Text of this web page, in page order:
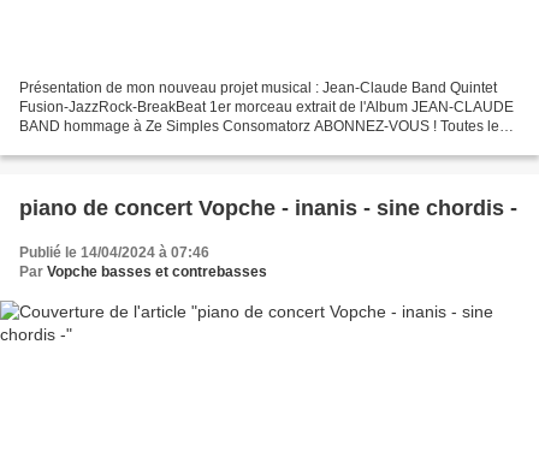
Présentation de mon nouveau projet musical : Jean-Claude Band Quintet
Fusion-JazzRock-BreakBeat 1er morceau extrait de l'Album JEAN-CLAUDE
BAND hommage à Ze Simples Consomatorz ABONNEZ-VOUS ! Toutes les
piano de concert Vopche - inanis - sine chordis -
Publié le 14/04/2024 à 07:46
Par Vopche basses et contrebasses